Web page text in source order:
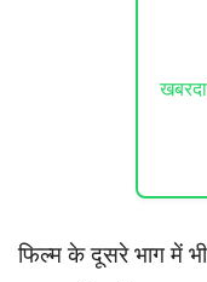
फिल्म के दूसरे भाग में भी